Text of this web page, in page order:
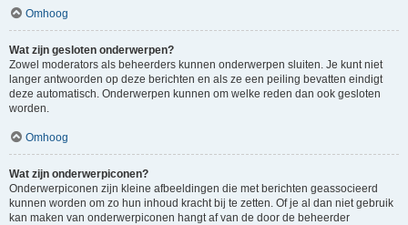
Omhoog
Wat zijn gesloten onderwerpen?
Zowel moderators als beheerders kunnen onderwerpen sluiten. Je kunt niet
langer antwoorden op deze berichten en als ze een peiling bevatten eindigt
deze automatisch. Onderwerpen kunnen om welke reden dan ook gesloten
worden.
Omhoog
Wat zijn onderwerpiconen?
Onderwerpiconen zijn kleine afbeeldingen die met berichten geassocieerd
kunnen worden om zo hun inhoud kracht bij te zetten. Of je al dan niet gebruik
kan maken van onderwerpiconen hangt af van de door de beheerder